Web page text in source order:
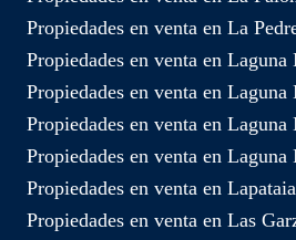
Propiedades en venta en La
Propiedades en venta en Laguna
Propiedades en venta en Laguna
Propiedades en venta en Laguna
Propiedades en venta en Laguna
Propiedades en venta en Lapataia
Propiedades en venta en Las